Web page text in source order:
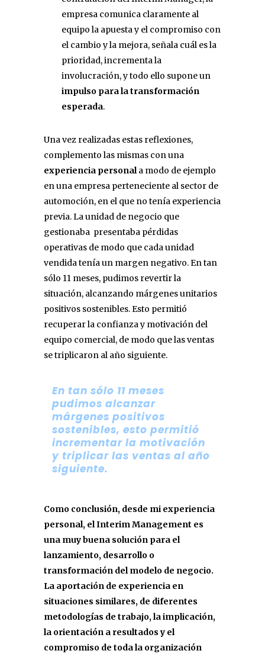
empresa comunica claramente al
equipo la apuesta y el compromiso con
el cambio y la mejora, señala cuál es la
prioridad, incrementa la
involucración, y todo ello supone un
impulso para la transformación
esperada.
Una vez realizadas estas reflexiones,
complemento las mismas con una
experiencia personala modo de ejemplo
en una empresa perteneciente al sector de
automoción, en el que no tenía experiencia
previa. La unidad de negocio que
gestionaba presentaba pérdidas
operativas de modo que cada unidad
vendida tenía un margen negativo. En tan
sólo 11 meses, pudimos revertir la
situación, alcanzando márgenes unitarios
positivos sostenibles. Esto permitió
recuperar la confianza y motivación del
equipo comercial, de modo que las ventas
se triplicaron al año siguiente.
En tan sólo 11 meses
pudimos alcanzar
márgenes positivos
sostenibles, esto permitió
incrementar la motivación
y triplicar las ventas al año
siguiente.
Como conclusión, desde mi experiencia
personal, el Interim Management es
una muy buena solución para el
lanzamiento, desarrollo o
transformación del modelo de negocio.
La aportación de experiencia en
situaciones similares, de diferentes
metodologías de trabajo, la implicación,
la orientación a resultados y el
compromiso de toda la organización